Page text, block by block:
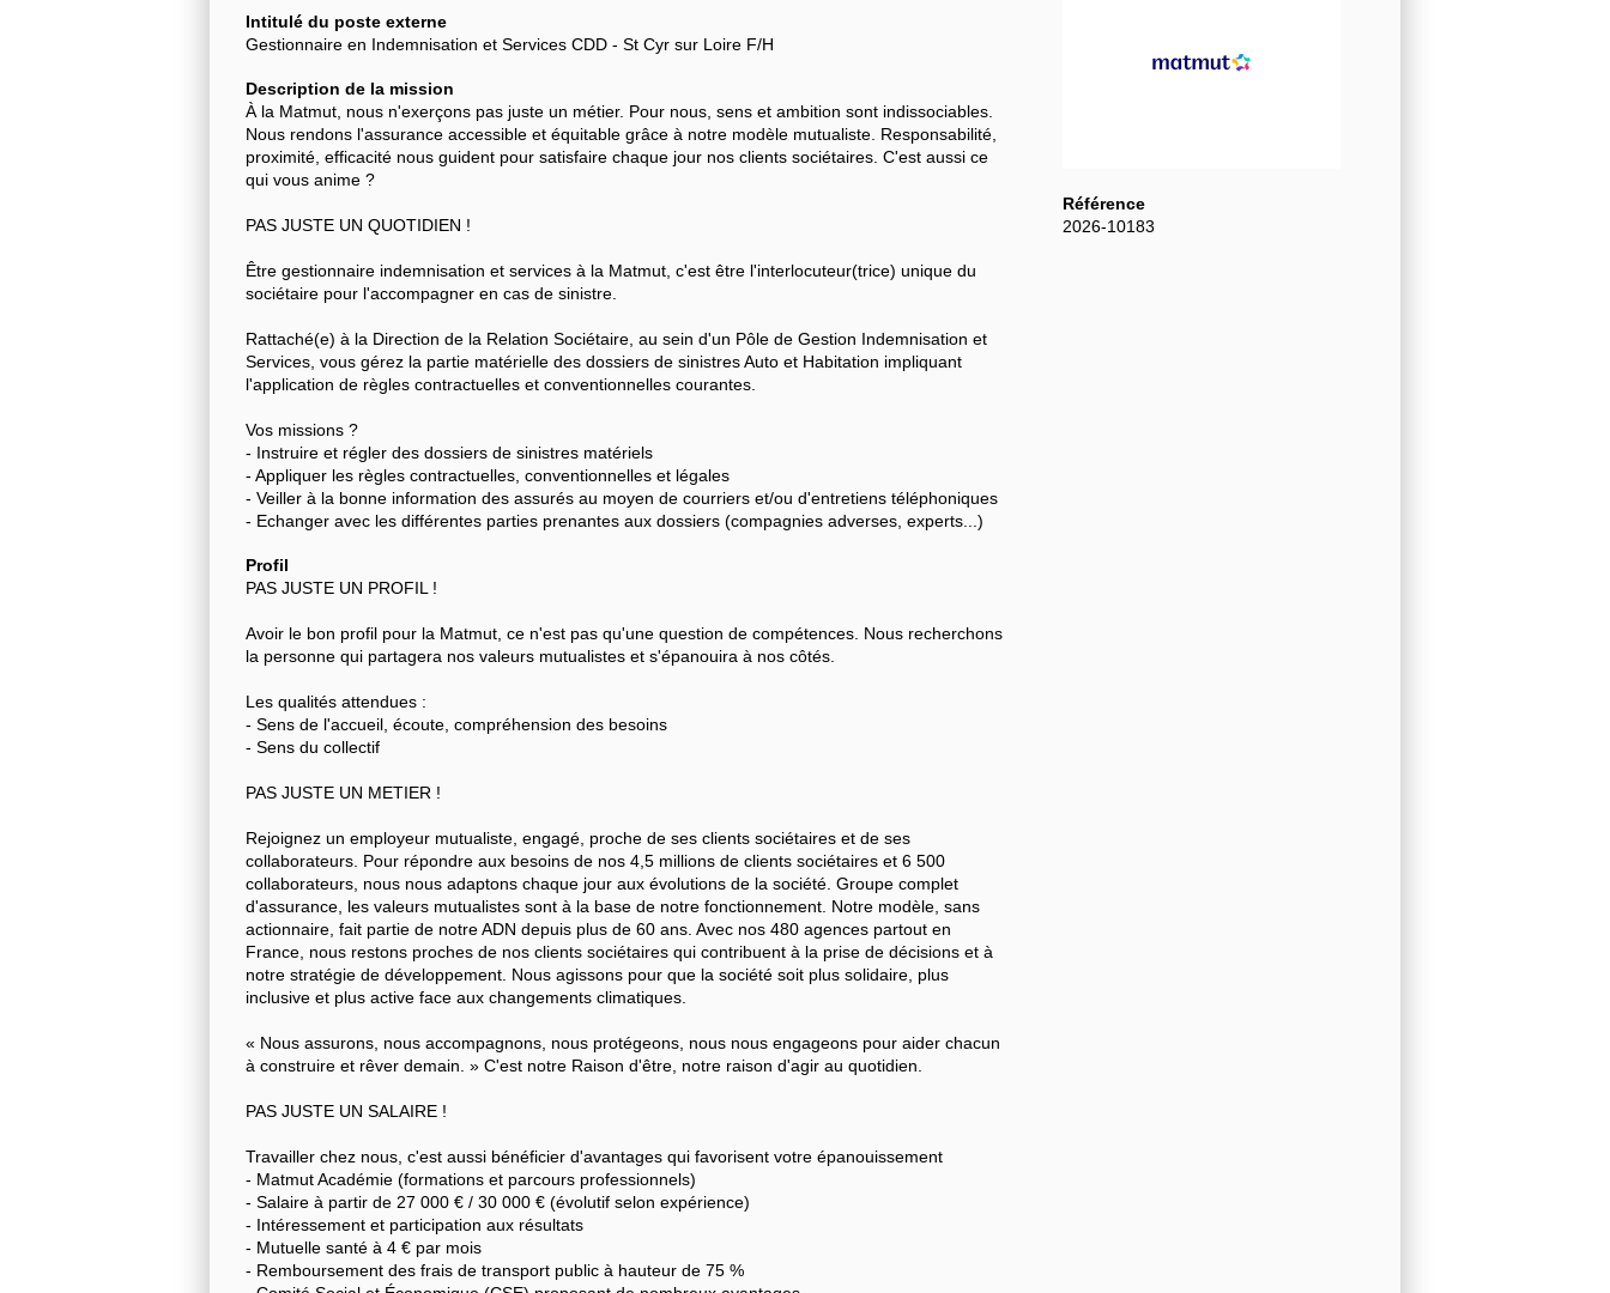
Intitulé du poste externe
Gestionnaire en Indemnisation et Services CDD - St Cyr sur Loire F/H
Description de la mission
À la Matmut, nous n'exerçons pas juste un métier. Pour nous, sens et ambition sont indissociables.
Nous rendons l'assurance accessible et équitable grâce à notre modèle mutualiste. Responsabilité,
proximité, efficacité nous guident pour satisfaire chaque jour nos clients sociétaires. C'est aussi ce
qui vous anime ?
PAS JUSTE UN QUOTIDIEN !
Être gestionnaire indemnisation et services à la Matmut, c'est être l'interlocuteur(trice) unique du
sociétaire pour l'accompagner en cas de sinistre.
Rattaché(e) à la Direction de la Relation Sociétaire, au sein d'un Pôle de Gestion Indemnisation et
Services, vous gérez la partie matérielle des dossiers de sinistres Auto et Habitation impliquant
l'application de règles contractuelles et conventionnelles courantes.
Vos missions ?
- Instruire et régler des dossiers de sinistres matériels
- Appliquer les règles contractuelles, conventionnelles et légales
- Veiller à la bonne information des assurés au moyen de courriers et/ou d'entretiens téléphoniques
- Echanger avec les différentes parties prenantes aux dossiers (compagnies adverses, experts...)
Profil
PAS JUSTE UN PROFIL !
Avoir le bon profil pour la Matmut, ce n'est pas qu'une question de compétences. Nous recherchons
la personne qui partagera nos valeurs mutualistes et s'épanouira à nos côtés.
Les qualités attendues :
- Sens de l'accueil, écoute, compréhension des besoins
- Sens du collectif
PAS JUSTE UN METIER !
Rejoignez un employeur mutualiste, engagé, proche de ses clients sociétaires et de ses
collaborateurs. Pour répondre aux besoins de nos 4,5 millions de clients sociétaires et 6 500
collaborateurs, nous nous adaptons chaque jour aux évolutions de la société. Groupe complet
d'assurance, les valeurs mutualistes sont à la base de notre fonctionnement. Notre modèle, sans
actionnaire, fait partie de notre ADN depuis plus de 60 ans. Avec nos 480 agences partout en
France, nous restons proches de nos clients sociétaires qui contribuent à la prise de décisions et à
notre stratégie de développement. Nous agissons pour que la société soit plus solidaire, plus
inclusive et plus active face aux changements climatiques.
« Nous assurons, nous accompagnons, nous protégeons, nous nous engageons pour aider chacun
à construire et rêver demain. » C'est notre Raison d'être, notre raison d'agir au quotidien.
PAS JUSTE UN SALAIRE !
Travailler chez nous, c'est aussi bénéficier d'avantages qui favorisent votre épanouissement
- Matmut Académie (formations et parcours professionnels)
- Salaire à partir de 27 000 € / 30 000 € (évolutif selon expérience)
- Intéressement et participation aux résultats
- Mutuelle santé à 4 € par mois
- Remboursement des frais de transport public à hauteur de 75 %
Référence
2026-10183